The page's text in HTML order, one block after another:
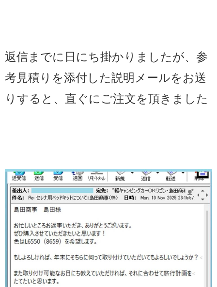
返信までに日にち掛かりましたが、 参
考見積りを添付した説明メールをお送
りすると、直ぐにご注文を頂きました